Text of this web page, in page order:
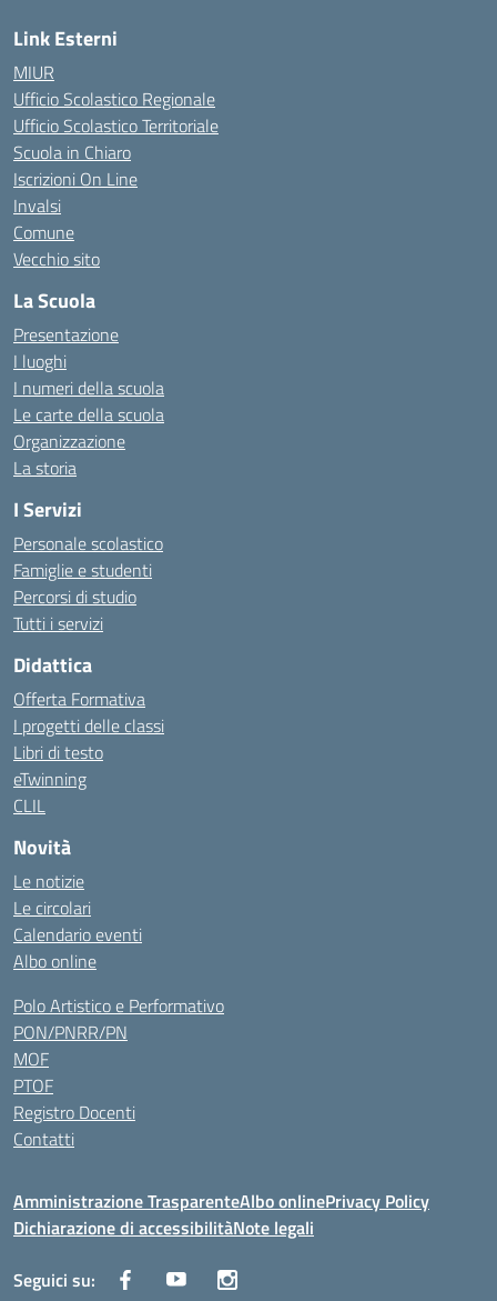
Link Esterni
MIUR
Ufficio Scolastico Regionale
Ufficio Scolastico Territoriale
Scuola in Chiaro
Iscrizioni On Line
Invalsi
Comune
Vecchio sito
La Scuola
Presentazione
I luoghi
I numeri della scuola
Le carte della scuola
Organizzazione
La storia
I Servizi
Personale scolastico
Famiglie e studenti
Percorsi di studio
Tutti i servizi
Didattica
Offerta Formativa
I progetti delle classi
Libri di testo
eTwinning
CLIL
Novità
Le notizie
Le circolari
Calendario eventi
Albo online
Polo Artistico e Performativo
PON/PNRR/PN
MOF
PTOF
Registro Docenti
Contatti
Amministrazione TrasparenteAlbo onlinePrivacy Policy
Dichiarazione di accessibilitàNote legali
Seguici su: